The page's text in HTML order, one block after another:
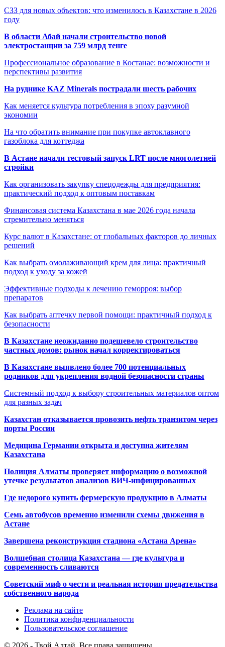
СЗЗ для новых объектов: что изменилось в Казахстане в 2026
году
В области Абай начали строительство новой
электростанции за 759 млрд тенге
Профессиональное образование в Костанае: возможности и
перспективы развития
На руднике KAZ Minerals пострадали шесть рабочих
Как меняется культура потребления в эпоху разумной
экономии
На что обратить внимание при покупке автоклавного
газоблока для коттеджа
В Астане начали тестовый запуск LRT после многолетней
стройки
Как организовать закупку спецодежды для предприятия:
практический подход к оптовым поставкам
Финансовая система Казахстана в мае 2026 года начала
стремительно меняться
Курс валют в Казахстане: от глобальных факторов до личных
решений
Как выбрать омолаживающий крем для лица: практичный
подход к уходу за кожей
Эффективные подходы к лечению геморроя: выбор
препаратов
Как выбрать аптечку первой помощи: практичный подход к
безопасности
В Казахстане неожиданно подешевело строительство
частных домов: рынок начал корректироваться
В Казахстане выявлено более 700 потенциальных
родников для укрепления водной безопасности страны
Системный подход к выбору строительных материалов оптом
для разных задач
Казахстан отказывается провозить нефть транзитом через
порты России
Медицина Германии открыта и доступна жителям
Казахстана
Полиция Алматы проверяет информацию о возможной
утечке результатов анализов ВИЧ-инфицированных
Где недорого купить фермерскую продукцию в Алматы
Семь автобусов временно изменили схемы движения в
Астане
Завершена реконструкция стадиона «Астана Арена»
Волшебная столица Казахстана — где культура и
современность сливаются
Советский миф о чести и реальная история предательства
собственного народа
Реклама на сайте
Политика конфиденциальности
Пользовательское соглашение
© 2026 - Твой Алтай. Все права защищены.